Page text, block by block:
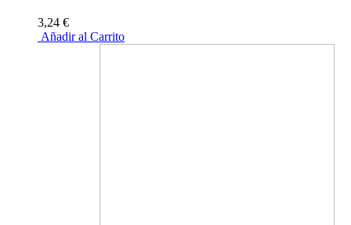
3,24 €
Añadir al Carrito